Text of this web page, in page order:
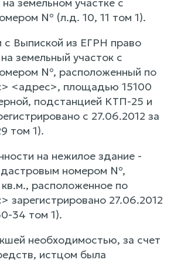
№ (л.д. 10, 11 том 1).
с Выпиской из ЕГРН право
земельный участок с
№, расположенный по
<адрес>, площадью 15100
подстанцией КТП-25 и
с 27.06.2012 за
том 1).
на нежилое здание -
номером №,
расположенное по
зарегистрировано 27.06.2012
34 том 1).
необходимостью, за счет
истцом была